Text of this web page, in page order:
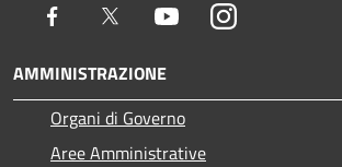
Facebook Twitter YoutubeInstagram
AMMINISTRAZIONE
Organi di Governo
Aree Amministrative